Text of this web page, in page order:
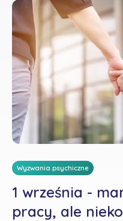
Wyzwania psychiczne
1 września -
pracy, ale